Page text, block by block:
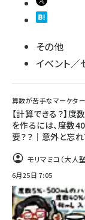
その他
イベント／
算数が苦手なマーケタ
【計算できる？】
を作るには、度数
要？？｜意外と忘
モリマミコ（大人
6月25日 7:05